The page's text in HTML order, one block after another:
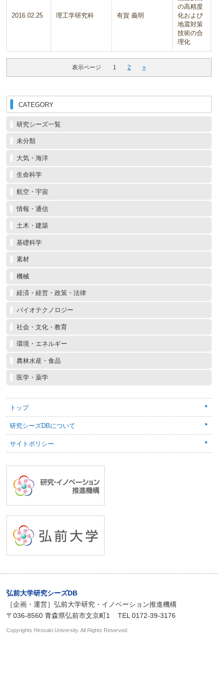
2016.02.25 理工学研究科 有賀 義明
の高精度
化および
地震対策
技術の合
理化
表示ページ 1 2 »
CATEGORY
研究シーズ一覧
未分類
大気・海洋
生命科学
航空・宇宙
情報・通信
土木・建築
基礎科学
素材
機械
経済・経営・政策・法律
バイオテクノロジー
社会・文化・教育
環境・エネルギー
農林水産・食品
医学・薬学
トップ
研究シーズDBについて
サイトポリシー
弘前大学研究シーズDB
［企画・運営］弘前大学研究・イノベーション推進機構
〒036-8560 青森県弘前市文京町1
TEL 0172-39-3176
Copyrights Hirosaki University. All Rights Reserved.